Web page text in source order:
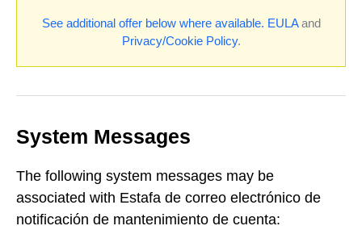
See additional offer below where available. EULAand
Privacy/Cookie Policy.
System Messages
The following system messages may be
associated with Estafa de correo electrónico de
notificación de mantenimiento de cuenta: